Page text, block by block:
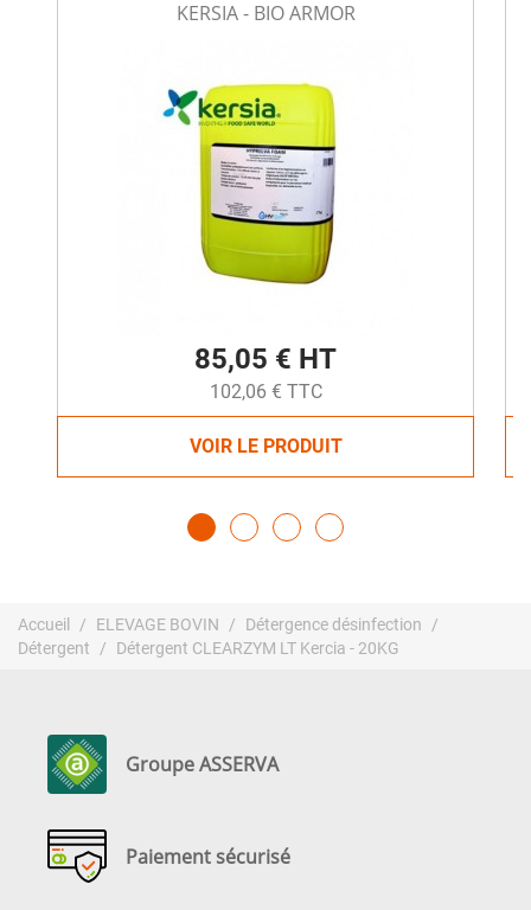
KERSIA - BIO ARMOR
85,05 € HT
102,06 € TTC
VOIR LE PRODUIT
Accueil ELEVAGE BOVIN
Détergence désinfection
Détergent
Détergent CLEARZYM LT Kercia - 20KG
Groupe ASSERVA
Paiement sécurisé